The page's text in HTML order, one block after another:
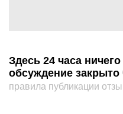
Здесь 24 часа
обсуждение закрыто
правила публикации